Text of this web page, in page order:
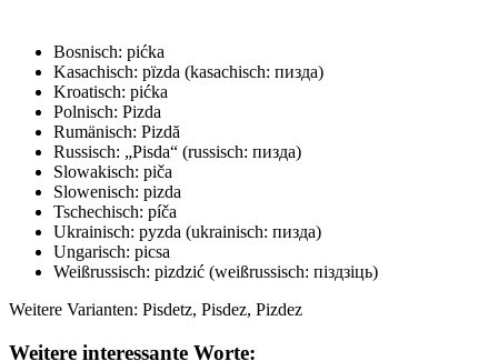
Bosnisch: pićka
Kasachisch: pïzda (kasachisch: пизда)
Kroatisch: pićka
Polnisch: Pizda
Rumänisch: Pizdă
Russisch: „Pisda“ (russisch: пизда)
Slowakisch: piča
Slowenisch: pizda
Tschechisch: píča
Ukrainisch: pyzda (ukrainisch: пизда)
Ungarisch: picsa
Weißrussisch: pizdzić (weißrussisch: піздзіць)
Weitere Varianten: Pisdetz, Pisdez, Pizdez
Weitere interessante Worte: